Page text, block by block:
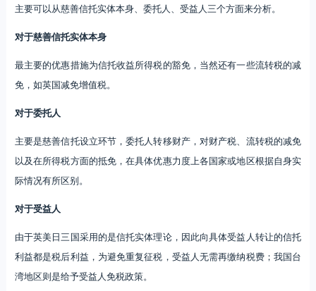
主要可以从慈善信托实体本身、委托人、受益人三个方面来分析。
对于慈善信托实体本身
最主要的优惠措施为信托收益所得税的豁免，当然还有一些流转税的减
免，如英国减免增值税。
对于委托人
主要是慈善信托设立环节，委托人转移财产，对财产税、流转税的减免
以及在所得税方面的抵免，在具体优惠力度上各国家或地区根据自身实
际情况有所区别。
对于受益人
由于英美日三国采用的是信托实体理论，因此向具体受益人转让的信托
利益都是税后利益，为避免重复征税，受益人无需再缴纳税费；我国台
湾地区则是给予受益人免税政策。